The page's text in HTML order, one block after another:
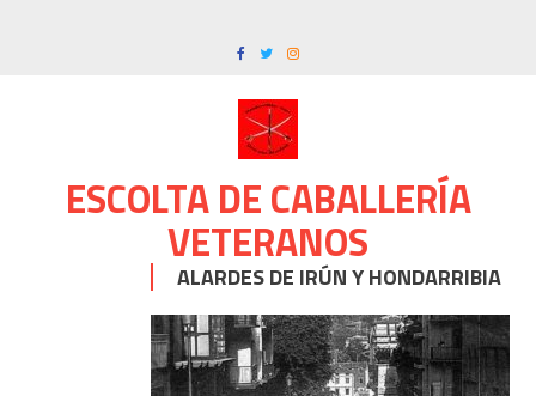
ESCOLTA DE CABALLERÍA
VETERANOS
ALARDES DE IRÚN Y HONDARRIBIA